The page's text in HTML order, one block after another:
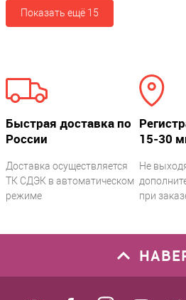
Показать ещё 15
Быстрая доставка по
России
Доставка осуществляется
ТК СДЭК в автоматическом
режиме
15-30
Не
при